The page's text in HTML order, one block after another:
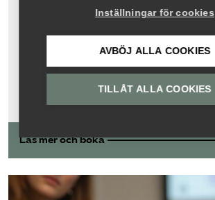
6 okt, 13:00 - 16:00
Praktisk vägledning
Läs mer och boka
Inställningar för cookies
AVBÖJ ALLA COOKIES
TILLÅT ALLA COOKIES